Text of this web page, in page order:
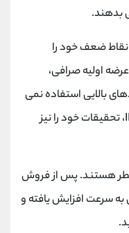
بدهند.
نقاط ضعف خود را
اولیه صرافی،
بالایی استفاده نمی
کنند. حتماً قبل از سرمایه گذاری در IEO، تحقیقات خود را نیز
هستند. پس از فروش
به سرعت افزایش یافته و